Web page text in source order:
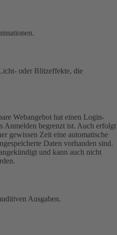
oder Blitzeffekte, die
Webangebot hat einen Login-
Anmelden begrenzt ist. Auch erfolgt
gewissen Zeit eine automatische
Daten vorhanden sind.
und kann auch nicht
Ausgaben.